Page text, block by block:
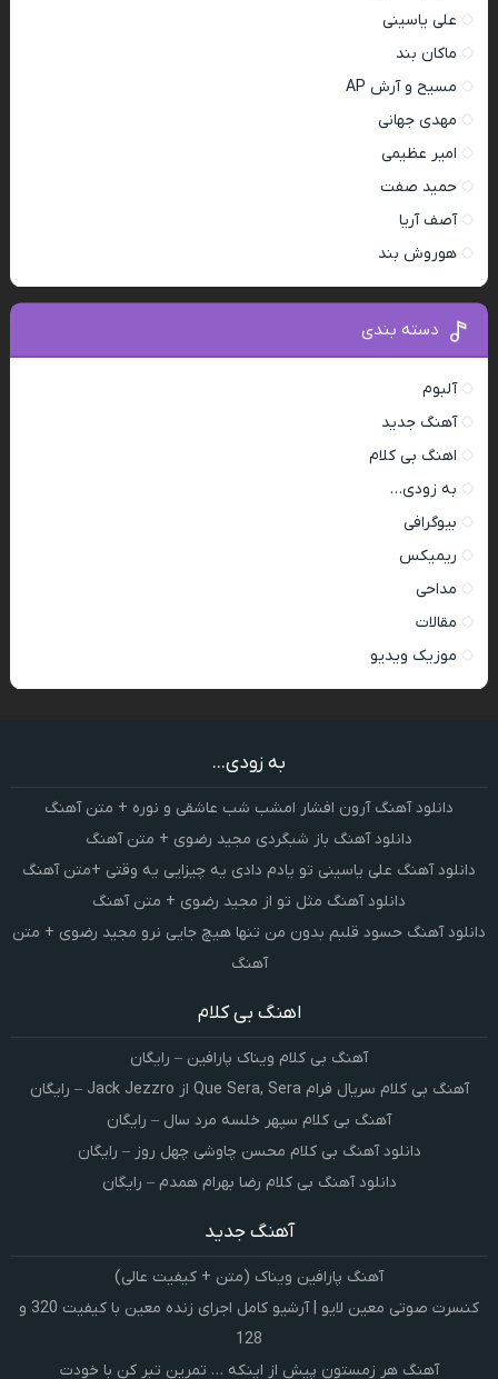
علی یاسینی
ماکان بند
مسیح و آرش AP
مهدی جهانی
امیر عظیمی
حمید صفت
آصف آریا
هوروش بند
دسته بندی
آلبوم
آهنگ جدید
اهنگ بی کلام
به زودی…
بیوگرافی
ریمیکس
مداحی
مقالات
موزیک ویدیو
به زودی...
دانلود آهنگ آرون افشار امشب شب عاشقی و نوره + متن آهنگ
دانلود آهنگ باز شبگردی مجید رضوی + متن آهنگ
دانلود آهنگ علی یاسینی تو یادم دادی یه چیزایی یه وقتی +متن آهنگ
دانلود آهنگ مثل تو از مجید رضوی + متن آهنگ
دانلود آهنگ حسود قلبم بدون من تنها هیچ جایی نرو مجید رضوی + متن
آهنگ
اهنگ بی کلام
آهنگ بی کلام ویناک پارافین – رایگان
آهنگ بی کلام سریال فرام Que Sera, Sera از Jack Jezzro – رایگان
آهنگ بی کلام سپهر خلسه مرد سال – رایگان
دانلود آهنگ بی کلام محسن چاوشی چهل روز – رایگان
دانلود آهنگ بی کلام رضا بهرام همدم – رایگان
آهنگ جدید
آهنگ پارافین ویناک (متن + کیفیت عالی)
کنسرت صوتی معین لایو | آرشیو کامل اجرای زنده معین با کیفیت 320 و
128
آهنگ هر زمستون پیش از اینکه … تمرین تبر کن با خودت